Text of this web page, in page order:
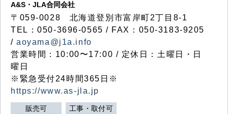
A&S・JLA合同会社
〒 059-0028 北海道登別市富岸町2丁目 8-1
TEL：050-3696-0565 / FAX：050-3183-9205
/aoyama@j1a.info
営業時間：10:00〜17:00 / 定休日：土曜日・日
曜日
※緊急受付24時間365日※
https://www.as-jla.jp
販売可 工事・取付可